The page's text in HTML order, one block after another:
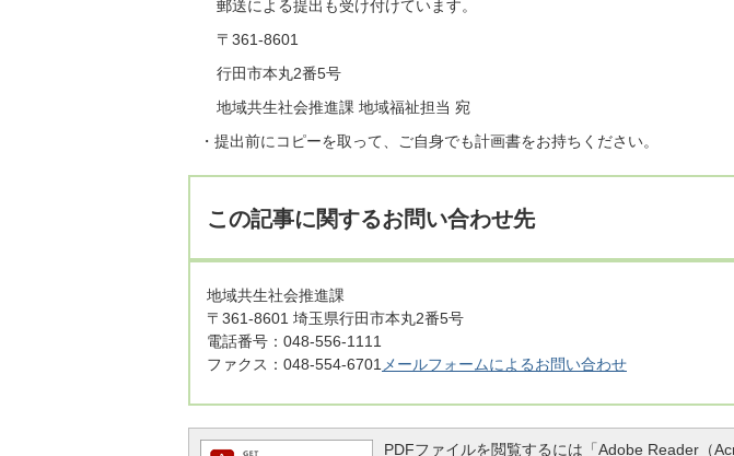
郵送による提出も受け付けています。
〒361-8601
行田市本丸2番5号
地域共生社会推進課 地域福祉担当 宛
・提出前にコピーを取って、ご自身でも計画書をお持ちください。
この記事に関するお問い合わせ先
地域共生社会推進課
〒361-8601 埼玉県行田市本丸2番5号
電話番号：048-556-1111
ファクス：048-554-6701 メールフォームによるお問い合わせ
PDFファイルを閲覧するには「Adobe Reader（